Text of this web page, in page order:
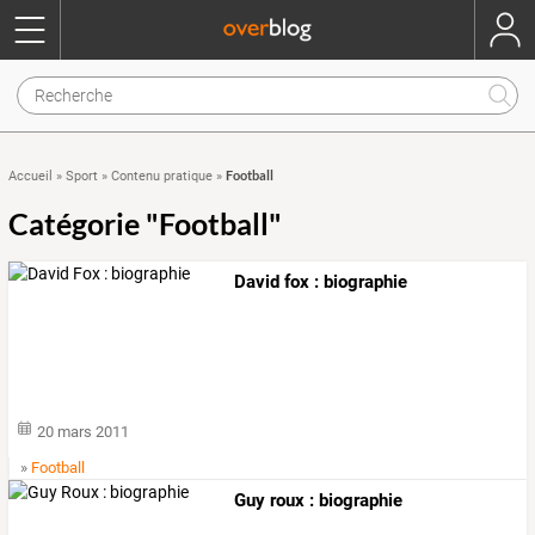
Accueil » Sport » Contenu pratique » Football
Catégorie "Football"
David fox : biographie
20 mars 2011
» Football
Guy roux : biographie